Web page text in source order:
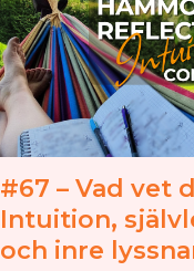
#67 – Vad vet
Intuition,
och inre